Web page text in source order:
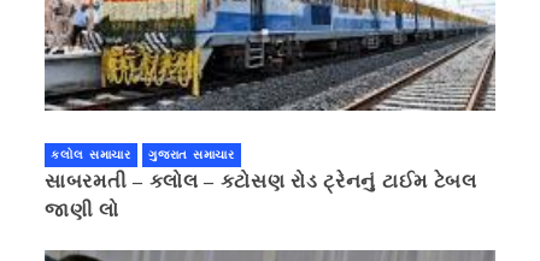
કલોલ સમાચાર ગુજરાત સમાચાર
સાબરમતી – કલોલ – કટોસણ રોડ ટ્રેનનું ટાઈમ ટેબલ
જાણી લો